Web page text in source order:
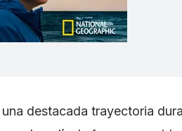
destacada trayectoria